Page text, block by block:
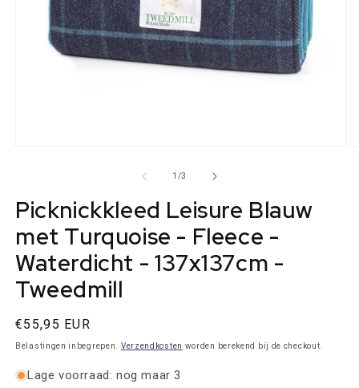
modaal
1 /van
3
Picknickkleed Leisure Blauw
met Turquoise - Fleece -
Waterdicht - 137x137cm -
Tweedmill
Normale
prijs
€55,95 EUR
Belastingen inbegrepen. Verzendkosten worden berekend bij de checkout.
Lage voorraad: nog maar 3